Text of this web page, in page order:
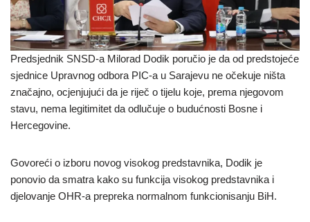
Predsjednik SNSD-a Milorad Dodik poručio je da od predstojeće
sjednice Upravnog odbora PIC-a u Sarajevu ne očekuje ništa
značajno, ocjenjujući da je riječ o tijelu koje, prema njegovom
stavu, nema legitimitet da odlučuje o budućnosti Bosne i
Hercegovine.
Govoreći o izboru novog visokog predstavnika, Dodik je
ponovio da smatra kako su funkcija visokog predstavnika i
djelovanje OHR-a prepreka normalnom funkcionisanju BiH.